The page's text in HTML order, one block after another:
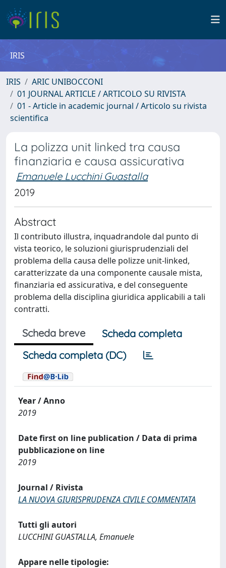
IRIS
IRIS
ARIC UNIBOCCONI
01 JOURNAL ARTICLE / ARTICOLO SU RIVISTA
01 - Article in academic journal / Articolo su rivista
scientifica
La polizza unit linked tra causa
finanziaria e causa assicurativa
Emanuele Lucchini Guastalla
2019
Abstract
Il contributo illustra, inquadrandole dal punto di
vista teorico, le soluzioni giurisprudenziali del
problema della causa delle polizze unit-linked,
caratterizzate da una componente causale mista,
finanziaria ed assicurativa, e del conseguente
problema della disciplina giuridica applicabili a tali
contratti.
Scheda breve
Scheda completa
Scheda completa (DC)
Year / Anno
2019
Date first on line publication / Data di prima
pubblicazione on line
2019
Journal / Rivista
LA NUOVA GIURISPRUDENZA CIVILE COMMENTATA
Tutti gli autori
LUCCHINI GUASTALLA, Emanuele
Appare nelle tipologie: